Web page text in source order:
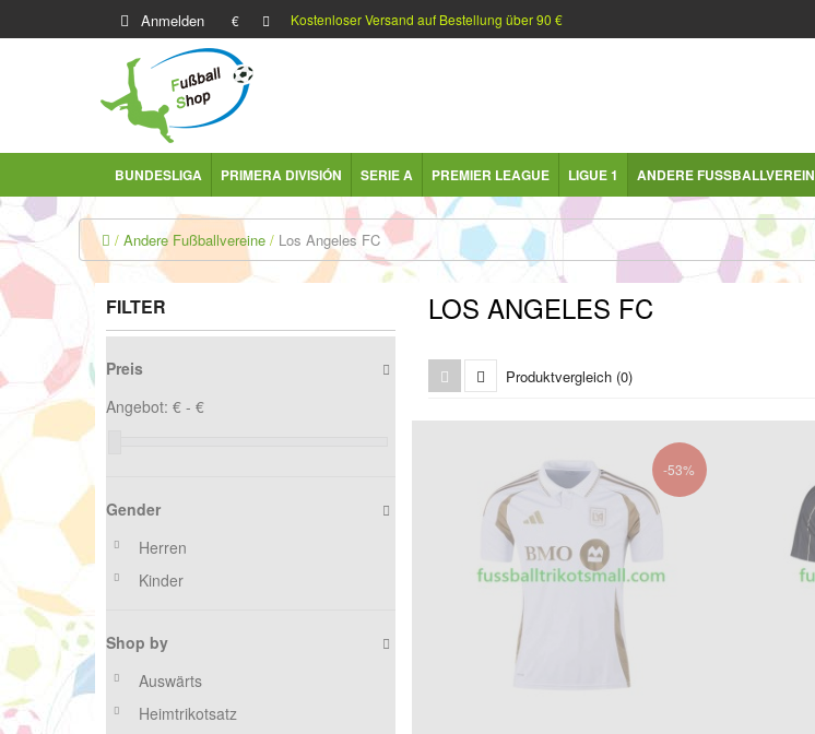
Anmelden € Kostenloser Versand auf Bestellung über 90 €
BUNDESLIGA PRIMERA DIVISIÓN SERIE A PREMIER LEAGUE LIGUE 1 ANDERE FUSSBALLVEREINE
Andere Fußballvereine Los Angeles FC
FILTER
Preis
Angebot: € - €
Gender
Herren
Kinder
Shop by
Auswärts
Heimtrikotsatz
LOS ANGELES FC
Produktvergleich (0)
-53%